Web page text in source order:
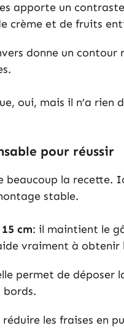
apporte un
crème et de fruits
donne un
oui, mais il n’a
pour réussir
beaucoup la recette.
stable.
cm: il maintient le
vraiment à obtenir
permet de déposer
bords.
les fraises en